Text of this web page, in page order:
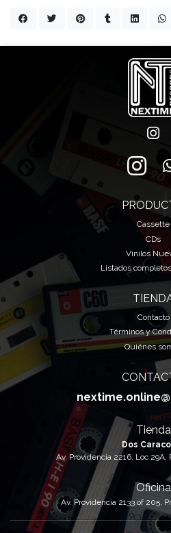
Cassette
CDs
Vinilos
Listados
Contacto
Términos y
Quiénes
Tienda
Dos
Av. Providencia 2216, Loc 29A,
Oficina
Av. Providencia 2133 of 205,